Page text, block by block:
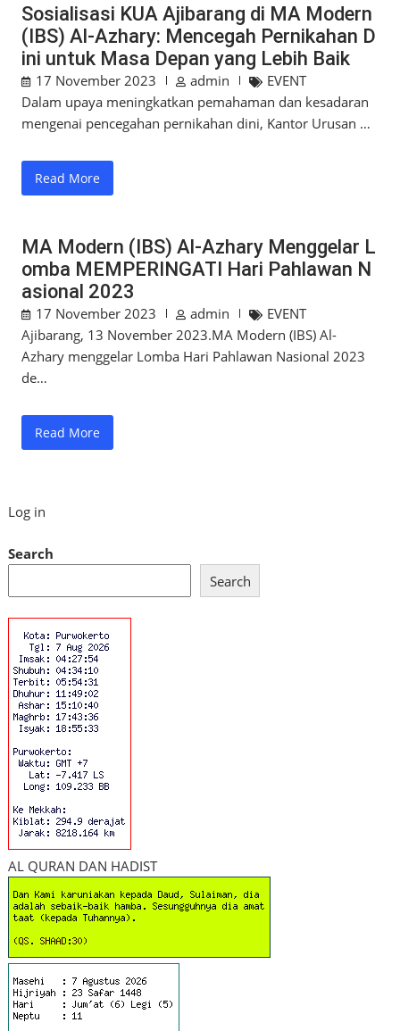
Sosialisasi KUA Ajibarang di MA Modern
(IBS) Al-Azhary: Mencegah Pernikahan D
ini untuk Masa Depan yang Lebih Baik
17 November 2023 admin
EVENT
Dalam upaya meningkatkan pemahaman dan kesadaran
mengenai pencegahan pernikahan dini, Kantor Urusan …
Read More
MA Modern (IBS) Al-Azhary Menggelar L
omba MEMPERINGATI Hari Pahlawan N
asional 2023
17 November 2023 admin
EVENT
Ajibarang, 13 November 2023.MA Modern (IBS) Al-
Azhary menggelar Lomba Hari Pahlawan Nasional 2023
de…
Read More
Log in
Search
Search
AL QURAN DAN HADIST